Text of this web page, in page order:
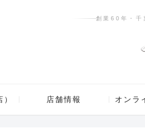
創業60年・千
店舗情報 オンラ